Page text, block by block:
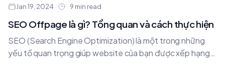
Jan 19, 2024 9 min read
SEO Offpage là gì? Tổng quan và cách thực hiện
SEO (Search Engine Optimization) là một trong những
yếu tố quan trọng giúp website của bạn được xếp hạng